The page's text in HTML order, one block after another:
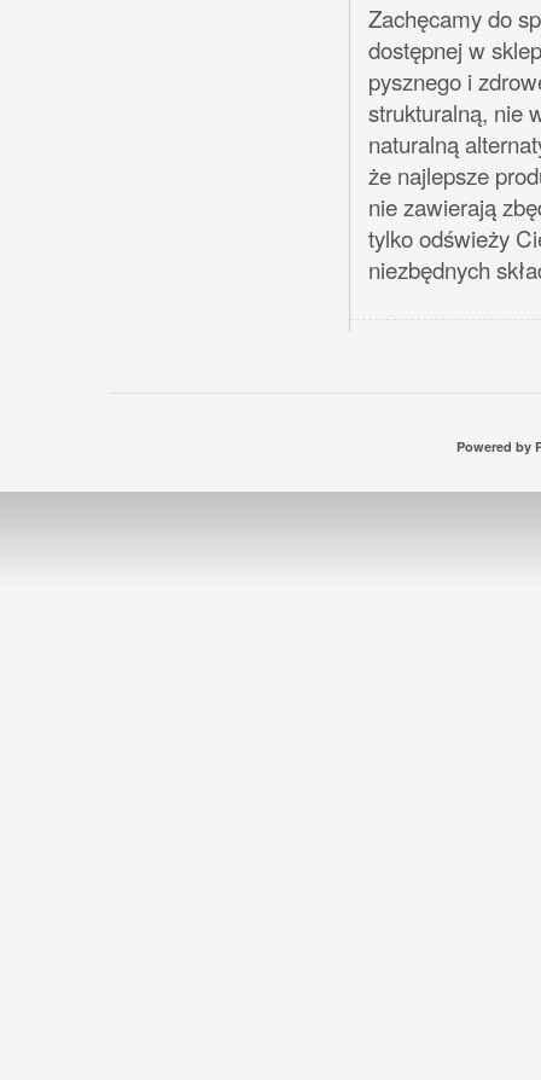
Zachęcamy do
dostępnej w
pysznego i
strukturalną, nie
naturalną
że najlepsze
nie zawierają
tylko odświeży
niezbędnych
Powered by